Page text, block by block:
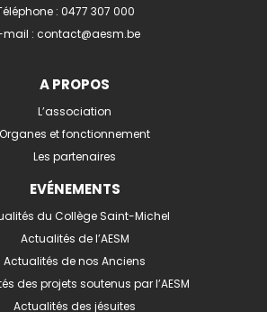
: 0477 307 000
mail : contact@aesm.be
A PROPOS
L’association
Organes et fonctionnement
Les partenaires
EVÉNEMENTS
du Collège Saint-Michel
Actualités de l’AESM
Actualités de nos Anciens
des projets soutenus par l’AESM
Actualités des jésuites